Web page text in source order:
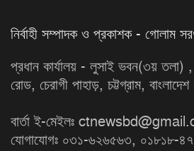
নির্বাহী সম্পাদক ও প্রকাশক - গোলাম
প্রধান কার্যালয় - লুসাই ভবন(৩য়
রোড, চেরাগী পাহাড়, চট্টগ্রাম,
বার্তা ই-মেইলঃ
যোগাযোগঃ ০৩১-৬২৬৫৬৩, ০১৮১৮-